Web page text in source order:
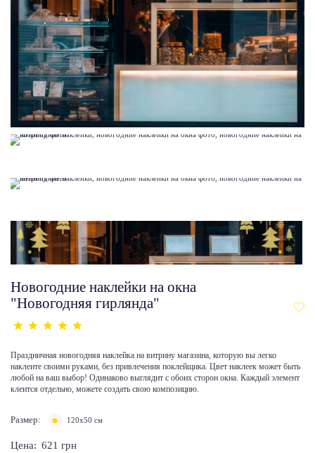
Новогодние наклейки на окна
"Новогодняя гирлянда"
Праздничная новогодняя наклейка на витрину магазина, которую вы легко
наклеите своими руками, без привлечения поклейщика. Цвет наклеек может быть
любой на ваш выбор! Одинаково выглядит с обоих сторон окна. Каждый элемент
клеится отдельно, можете создать свою композицию.
Размер: 120х50 см
Цена: 621 грн